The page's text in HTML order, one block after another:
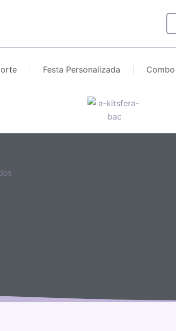
Festa Personalizada Combo